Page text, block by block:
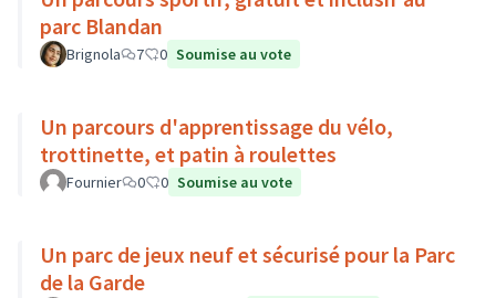
parc Blandan
Brignola 7 0 Soumise au vote
Un parcours d'apprentissage du vélo,
trottinette, et patin à roulettes
Fournier 0 0 Soumise au vote
Un parc de jeux neuf et sécurisé pour la Parc
de la Garde